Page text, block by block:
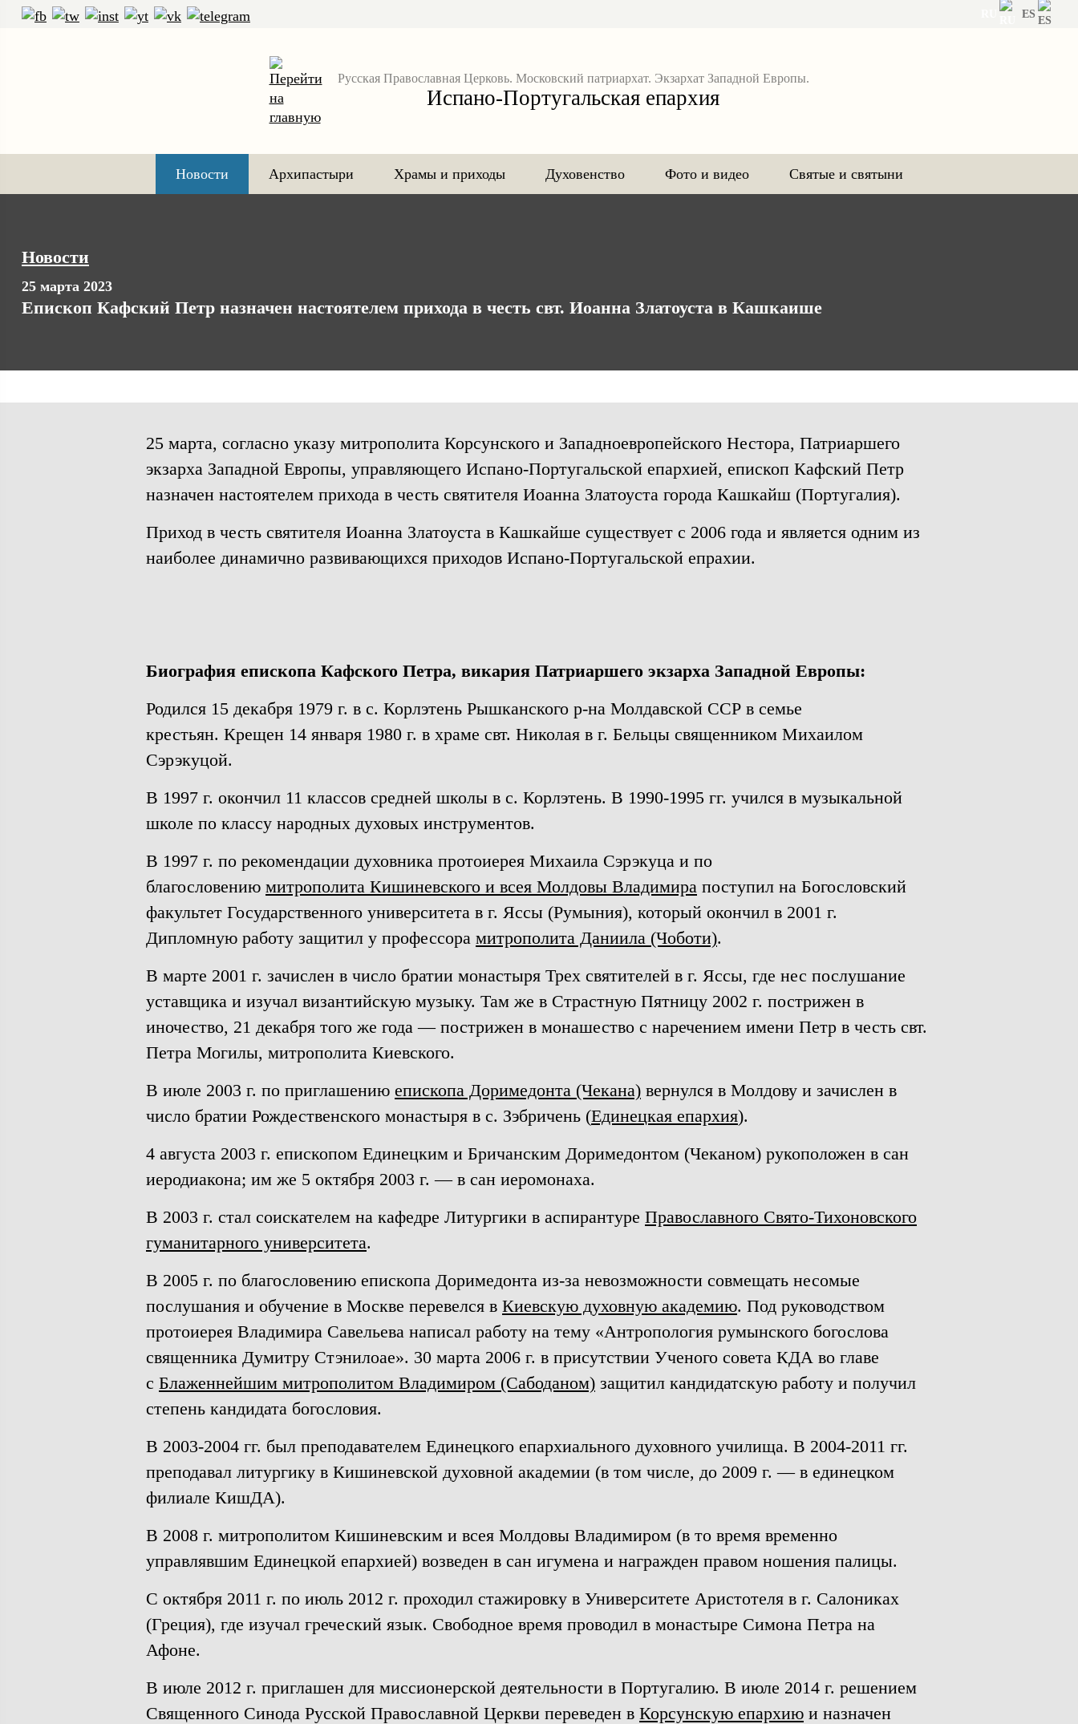
ES
Русская Православная Церковь. Московский патриархат. Экзархат Западной Европы.
Испано-Португальская епархия
Новости Архипастыри Храмы и приходы Духовенство Фото и видео Святые и святыни
Новости
25 марта 2023
Епископ Кафский Петр назначен настоятелем прихода в честь свт. Иоанна Златоуста в Кашкаише
25 марта, согласно указу митрополита Корсунского и Западноевропейского Нестора, Патриаршего
экзарха Западной Европы, управляющего Испано-Португальской епархией, епископ Кафский Петр
назначен настоятелем прихода в честь святителя Иоанна Златоуста города Кашкайш (Португалия).
Приход в честь святителя Иоанна Златоуста в Кашкайше существует с 2006 года и является одним из
наиболее динамично развивающихся приходов Испано-Португальской епрахии.
Биография епископа Кафского Петра, викария Патриаршего экзарха Западной Европы:
Родился 15 декабря 1979 г. в с. Корлэтень Рышканского р-на Молдавской ССР в семье
крестьян. Крещен 14 января 1980 г. в храме свт. Николая в г. Бельцы священником Михаилом
Сэрэкуцой.
В 1997 г. окончил 11 классов средней школы в с. Корлэтень. В 1990-1995 гг. учился в музыкальной
школе по классу народных духовых инструментов.
В 1997 г. по рекомендации духовника протоиерея Михаила Сэрэкуца и по
благословению митрополита Кишиневского и всея Молдовы Владимира поступил на Богословский
факультет Государственного университета в г. Яссы (Румыния), который окончил в 2001 г.
Дипломную работу защитил у профессора митрополита Даниила (Чоботи).
В марте 2001 г. зачислен в число братии монастыря Трех святителей в г. Яссы, где нес послушание
уставщика и изучал византийскую музыку. Там же в Страстную Пятницу 2002 г. пострижен в
иночество, 21 декабря того же года — пострижен в монашество с наречением имени Петр в честь свт.
Петра Могилы, митрополита Киевского.
В июле 2003 г. по приглашению епископа Доримедонта (Чекана) вернулся в Молдову и зачислен в
число братии Рождественского монастыря в с. Зэбричень (Единецкая епархия).
4 августа 2003 г. епископом Единецким и Бричанским Доримедонтом (Чеканом) рукоположен в сан
иеродиакона; им же 5 октября 2003 г. — в сан иеромонаха.
В 2003 г. стал соискателем на кафедре Литургики в аспирантуре Православного Свято-Тихоновского
гуманитарного университета.
В 2005 г. по благословению епископа Доримедонта из-за невозможности совмещать несомые
послушания и обучение в Москве перевелся в Киевскую духовную академию. Под руководством
протоиерея Владимира Савельева написал работу на тему «Антропология румынского богослова
священника Думитру Стэнилоае». 30 марта 2006 г. в присутствии Ученого совета КДА во главе
с Блаженнейшим митрополитом Владимиром (Сабоданом) защитил кандидатскую работу и получил
степень кандидата богословия.
В 2003-2004 гг. был преподавателем Единецкого епархиального духовного училища. В 2004-2011 гг.
преподавал литургику в Кишиневской духовной академии (в том числе, до 2009 г. — в единецком
филиале КишДА).
В 2008 г. митрополитом Кишиневским и всея Молдовы Владимиром (в то время временно
управлявшим Единецкой епархией) возведен в сан игумена и награжден правом ношения палицы.
С октября 2011 г. по июль 2012 г. проходил стажировку в Университете Аристотеля в г. Салониках
(Греция), где изучал греческий язык. Свободное время проводил в монастыре Симона Петра на
Афоне.
В июле 2012 г. приглашен для миссионерской деятельности в Португалию. В июле 2014 г. решением
Священного Синода Русской Православной Церкви переведен в Корсунскую епархию и назначен